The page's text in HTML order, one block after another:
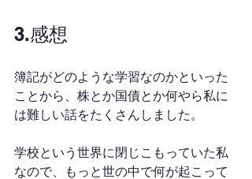
3.感想
簿記がどのような学習なのかといった
ことから、株とか国債とか何やら私に
は難しい話をたくさんしました。
学校という世界に閉じこもっていた私
なので、もっと世の中で何が起こって